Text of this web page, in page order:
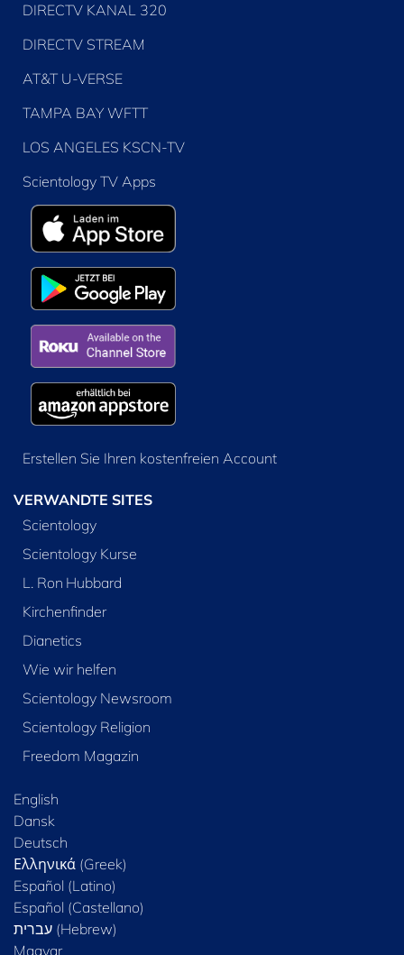
DIRECTV KANAL 320
DIRECTV STREAM
AT&T U-VERSE
TAMPA BAY WFTT
LOS ANGELES KSCN-TV
Scientology TV Apps
Erstellen Sie Ihren kostenfreien Account
VERWANDTE SITES
Scientology
Scientology Kurse
L. Ron Hubbard
Kirchenfinder
Dianetics
Wie wir helfen
Scientology Newsroom
Scientology Religion
Freedom Magazin
English
Dansk
Deutsch
Ελληνικά (Greek)
Español (Latino)
Español (Castellano)
Magyar